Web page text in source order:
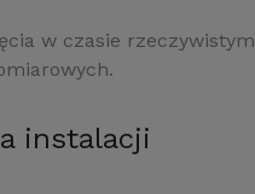
w czasie rzeczywistym
instalacji